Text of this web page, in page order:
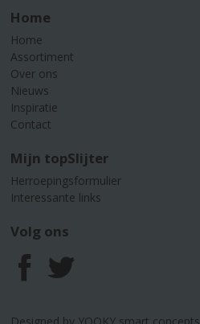
Home
Home
Assortiment
Over ons
Nieuws
Inspiratie
Contact
Mijn topSlijter
Herroepingsformulier
Interessante links
Volg ons
F
a
T
w
Designed by YOOKY smart concepts